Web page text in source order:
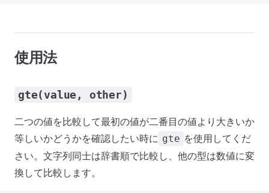
使用法
gte(value, other)
二つの値を比較して最初の値が二番目の値より大きいか
等しいかどうかを確認したい時に gte を使用してくだ
さい。文字列同士は辞書順で比較し、他の型は数値に変
換して比較します。